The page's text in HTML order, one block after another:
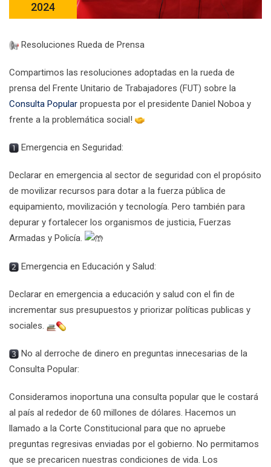
2024
Resoluciones Rueda de Prensa
Compartimos las resoluciones adoptadas en la rueda de
prensa del Frente Unitario de Trabajadores (FUT) sobre la
Consulta Popular propuesta por el presidente Daniel Noboa y
frente a la problemática social!
Emergencia en Seguridad:
Declarar en emergencia al sector de seguridad con el propósito
de movilizar recursos para dotar a la fuerza pública de
equipamiento, movilización y tecnología. Pero también para
depurar y fortalecer los organismos de justicia, Fuerzas
Armadas y Policía.
Emergencia en Educación y Salud:
Declarar en emergencia a educación y salud con el fin de
incrementar sus presupuestos y priorizar políticas publicas y
sociales.
No al derroche de dinero en preguntas innecesarias de la
Consulta Popular:
Consideramos inoportuna una consulta popular que le costará
al país al rededor de 60 millones de dólares. Hacemos un
llamado a la Corte Constitucional para que no apruebe
preguntas regresivas enviadas por el gobierno. No permitamos
que se precaricen nuestras condiciones de vida. Los